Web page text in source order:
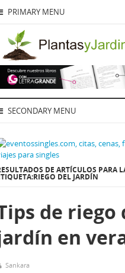
PRIMARY MENU
SECONDARY MENU
DE ARTÍCULOS PARA
DEL JARDÍN
de riego
en
Sankara